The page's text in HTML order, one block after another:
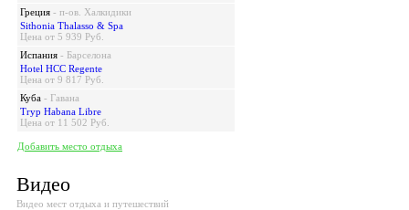
Греция - п-ов. Халкидики
Sithonia Thalasso & Spa
Цена от 5 939 Руб.
Испания - Барселона
Hotel HCC Regente
Цена от 9 817 Руб.
Куба - Гавана
Tryp Habana Libre
Цена от 11 502 Руб.
Добавить место отдыха
Видео
Видео мест отдыха и путешествий